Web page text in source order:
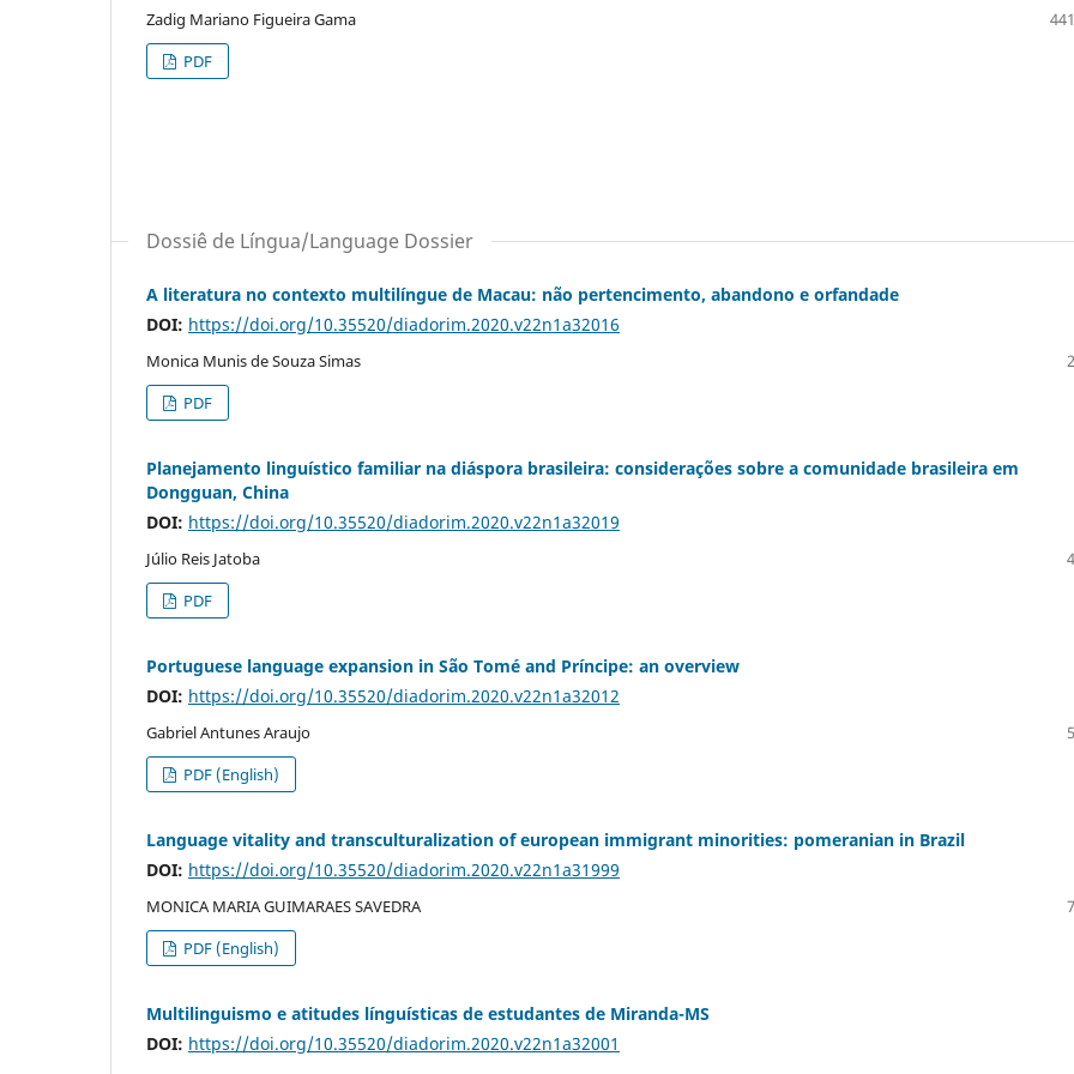
Zadig Mariano Figueira Gama
PDF
Dossiê de Língua/Language Dossier
A literatura no contexto multilíngue de Macau: não pertencimento, abandono e orfandade
DOI: https://doi.org/10.35520/diadorim.2020.v22n1a32016
Monica Munis de Souza Simas
PDF
Planejamento linguístico familiar na diáspora brasileira: considerações sobre a comunidade brasileira em
Dongguan, China
DOI: https://doi.org/10.35520/diadorim.2020.v22n1a32019
Júlio Reis Jatoba
PDF
Portuguese language expansion in São Tomé and Príncipe: an overview
DOI: https://doi.org/10.35520/diadorim.2020.v22n1a32012
Gabriel Antunes Araujo
PDF (English)
Language vitality and transculturalization of european immigrant minorities: pomeranian in Brazil
DOI: https://doi.org/10.35520/diadorim.2020.v22n1a31999
MONICA MARIA GUIMARAES SAVEDRA
PDF (English)
Multilinguismo e atitudes línguísticas de estudantes de Miranda-MS
DOI: https://doi.org/10.35520/diadorim.2020.v22n1a32001